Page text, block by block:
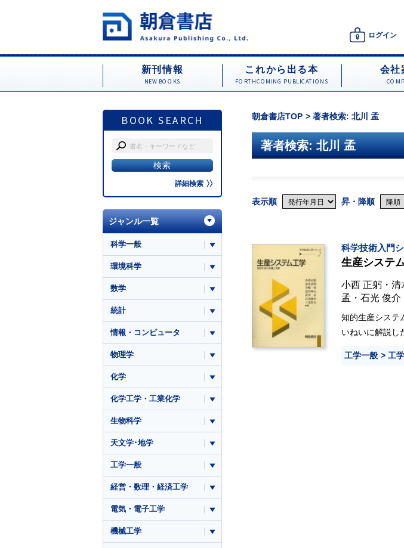
ログイン
新刊情報
NEW BOOKS
これから出る本
FORTHCOMING PUBLICATIONS
会社
BOOK SEARCH
詳細検索
朝倉書店TOP 著者検索: 北川 孟
著者検索: 北川 孟
表示順 昇・降順
科学技術入門
生産システ
小西 正躬 ・ 清
孟 ・ 石光 俊介
知的生産システ
いねいに解説し
工学一般 工
ジャンル一覧
科学一般
環境科学
数学
統計
情報・コンピュータ
物理学
化学
化学工学・工業化学
生物科学
天文学･地学
工学一般
経営・数理・経済工学
電気・電子工学
機械工学